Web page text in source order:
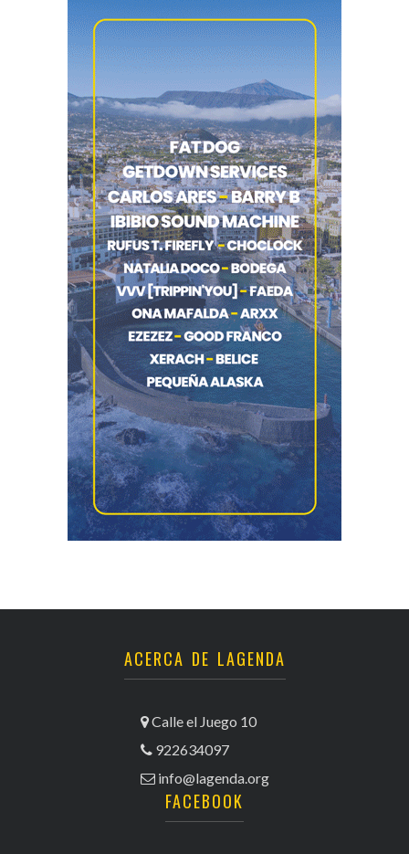
ACERCA DE LAGENDA
Calle el Juego 10
922634097
info@lagenda.org
FACEBOOK